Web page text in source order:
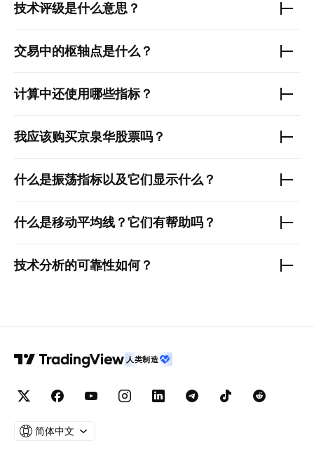
技术评级是什么意思？
交易中的枢轴点是什么？
计算中还使用哪些指标？
我应该购买京泉华股票吗？
什么是振荡指标以及它们显示什么？
什么是移动平均线？它们有帮助吗？
技术分析的可靠性如何？
人类制造
简体中文